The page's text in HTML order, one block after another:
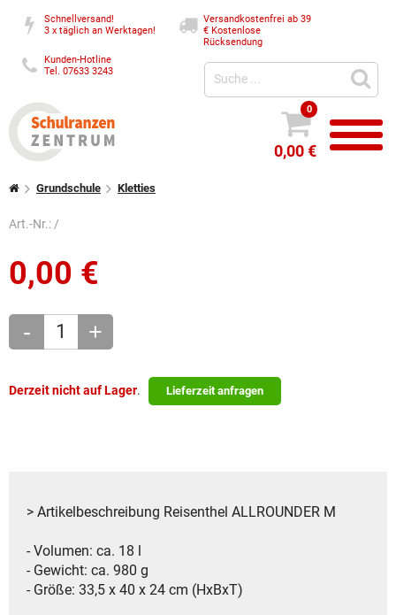
Schnellversand!
3 x täglich an Werktagen!
Versandkostenfrei ab 39
€Kostenlose
Rücksendung
Kunden-Hotline
Tel. 07633 3243
0
0,00 €
Grundschule Kletties
Art.-Nr.:/
0,00 €
- +
Derzeit nicht auf Lager. Lieferzeit anfragen
> Artikelbeschreibung Reisenthel ALLROUNDER M
- Volumen: ca. 18 l
- Gewicht: ca. 980 g
- Größe: 33,5 x 40 x 24 cm (HxBxT)